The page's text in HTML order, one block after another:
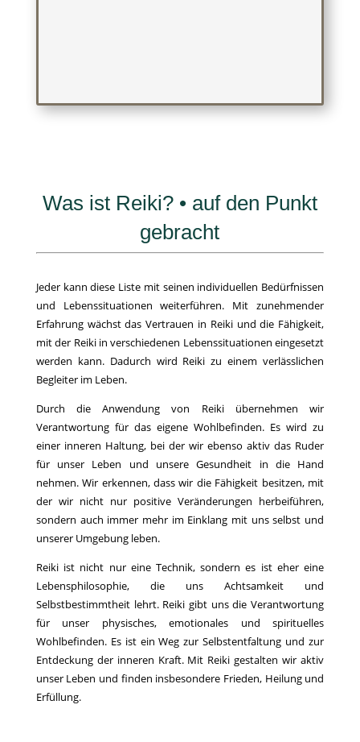
Was ist Reiki? • auf den Punkt
gebracht
Jeder kann diese Liste mit seinen individuellen Bedürfnissen
und Lebenssituationen weiterführen. Mit zunehmender
Erfahrung wächst das Vertrauen in Reiki und die Fähigkeit,
mit der Reiki in verschiedenen Lebenssituationen eingesetzt
werden kann. Dadurch wird Reiki zu einem verlässlichen
Begleiter im Leben.
Durch die Anwendung von Reiki übernehmen wir
Verantwortung für das eigene Wohlbefinden. Es wird zu
einer inneren Haltung, bei der wir ebenso aktiv das Ruder
für unser Leben und unsere Gesundheit in die Hand
nehmen. Wir erkennen, dass wir die Fähigkeit besitzen, mit
der wir nicht nur positive Veränderungen herbeiführen,
sondern auch immer mehr im Einklang mit uns selbst und
unserer Umgebung leben.
Reiki ist nicht nur eine Technik, sondern es ist eher eine
Lebensphilosophie, die uns Achtsamkeit und
Selbstbestimmtheit lehrt. Reiki gibt uns die Verantwortung
für unser physisches, emotionales und spirituelles
Wohlbefinden. Es ist ein Weg zur Selbstentfaltung und zur
Entdeckung der inneren Kraft. Mit Reiki gestalten wir aktiv
unser Leben und finden insbesondere Frieden, Heilung und
Erfüllung.